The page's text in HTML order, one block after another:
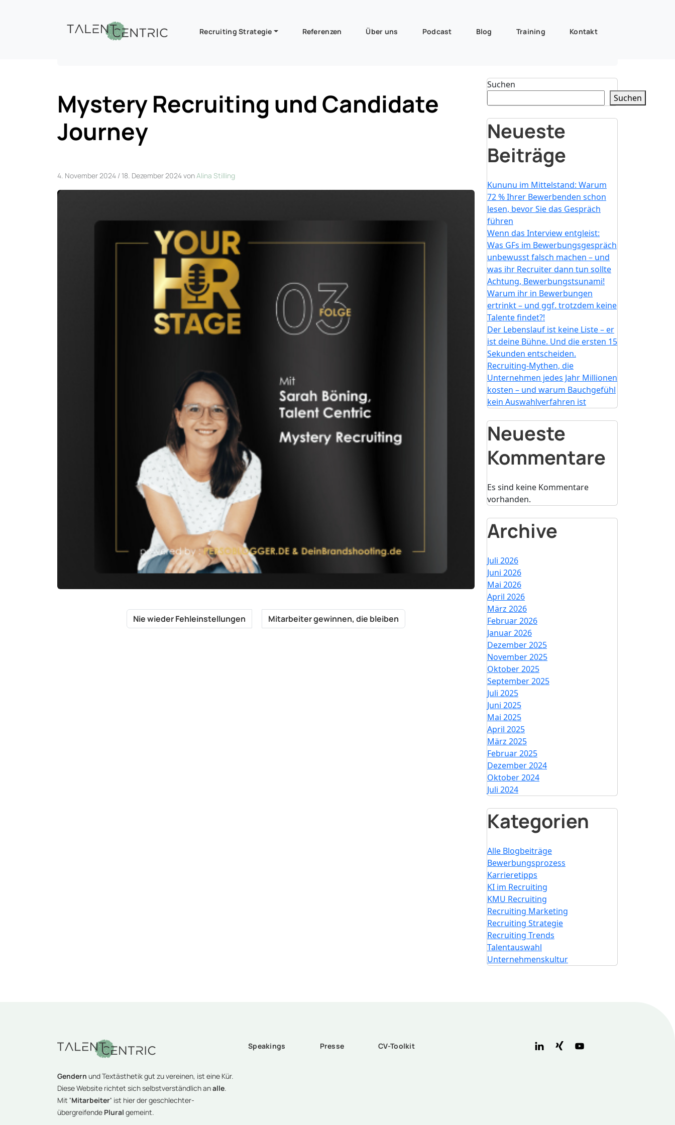
Recruiting Strategie Referenzen Über uns Podcast Blog Training
Kontakt
Mystery Recruiting und Candidate
Journey
4. November 2024 / 18. Dezember 2024vonAlina Stilling
Nie wieder Fehleinstellungen Mitarbeiter gewinnen, die bleiben
Suchen
Suchen
Neueste
Beiträge
Kununu im Mittelstand: Warum
72 % Ihrer Bewerbenden schon
lesen, bevor Sie das Gespräch
führen
Wenn das Interview entgleist:
Was GFs im Bewerbungsgespräch
unbewusst falsch machen – und
was ihr Recruiter dann tun sollte
Achtung, Bewerbungstsunami!
Warum ihr in Bewerbungen
ertrinkt – und ggf. trotzdem keine
Talente findet?!
Der Lebenslauf ist keine Liste – er
ist deine Bühne. Und die ersten 15
Sekunden entscheiden.
Recruiting-Mythen, die
Unternehmen jedes Jahr Millionen
kosten – und warum Bauchgefühl
kein Auswahlverfahren ist
Neueste
Kommentare
Es sind keine Kommentare
vorhanden.
Archive
Juli 2026
Juni 2026
Mai 2026
April 2026
März 2026
Februar 2026
Januar 2026
Dezember 2025
November 2025
Oktober 2025
September 2025
Juli 2025
Juni 2025
Mai 2025
April 2025
März 2025
Februar 2025
Dezember 2024
Oktober 2024
Juli 2024
Kategorien
Alle Blogbeiträge
Bewerbungsprozess
Karrieretipps
KI im Recruiting
KMU Recruiting
Recruiting Marketing
Recruiting Strategie
Recruiting Trends
Talentauswahl
Unternehmenskultur
Gendern und Textästhetik gut zu vereinen, ist eine Kür.
Diese Website richtet sich selbstverständlich analle.
Mit 'Mitarbeiter' ist hier der geschlechter-
übergreifende Plural gemeint.
Speakings Presse CV-Toolkit